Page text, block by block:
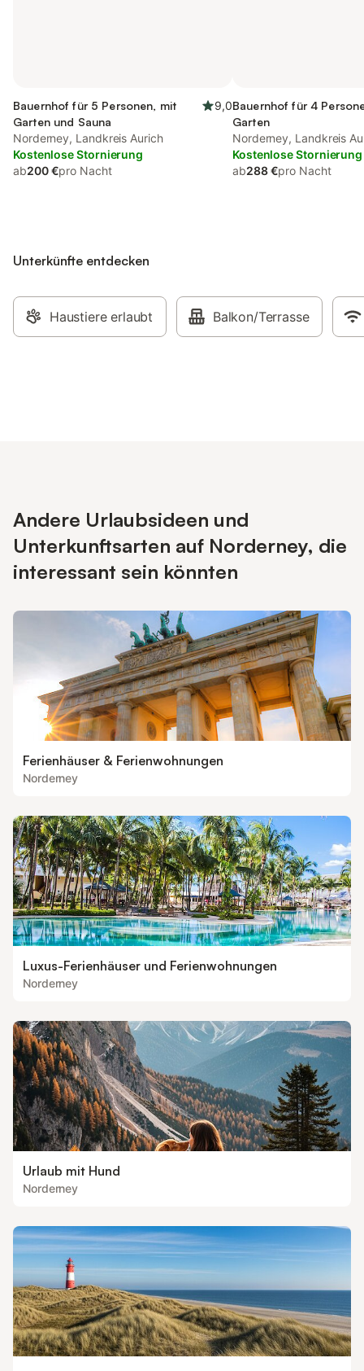
Bauernhof für 5 Personen, mit
Garten und Sauna
9,0
Norderney, Landkreis Aurich
Kostenlose Stornierung
ab200 €pro Nacht
Bauernhof für 4
Garten
Norderney, Landkreis
Kostenlose Stornierung
ab288 €pro Nacht
Unterkünfte entdecken
Haustiere erlaubt Balkon/Terrasse
Andere Urlaubsideen und
Unterkunftsarten auf Norderney, die
interessant sein könnten
Ferienhäuser & Ferienwohnungen
Norderney
Luxus-Ferienhäuser und Ferienwohnungen
Norderney
Urlaub mit Hund
Norderney